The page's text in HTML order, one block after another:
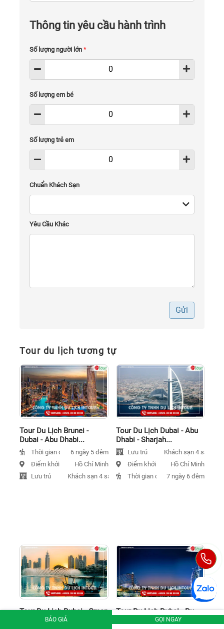
Thông tin yêu cầu hành trình
Số lượng người lớn *
Số lượng em bé
Số lượng trẻ em
Chuẩn Khách Sạn
Yêu Cầu Khác
Gửi
Tour du lịch tương tự
Tour Du Lịch Brunei -
Dubai - Abu Dhabi...
Thời gian đi
6 ngày 5 đêm
Điểm khởi hành Hồ Chí Minh
Lưu trú
Khách sạn 4 sao
Tour Du Lịch Dubai - Abu
Dhabi - Sharjah...
Lưu trú
Khách sạn 4 sao
Điểm khởi hànhHồ Chí Minh
Thời gian đi
7 ngày 6 đêm
Tour Du Lịch Dubai - Oman
- Các Tiểu...
Tour Du Lịch Dubai - Du
Thuyền Trên Vịnh...
BÁO GIÁ GỌI NGAY